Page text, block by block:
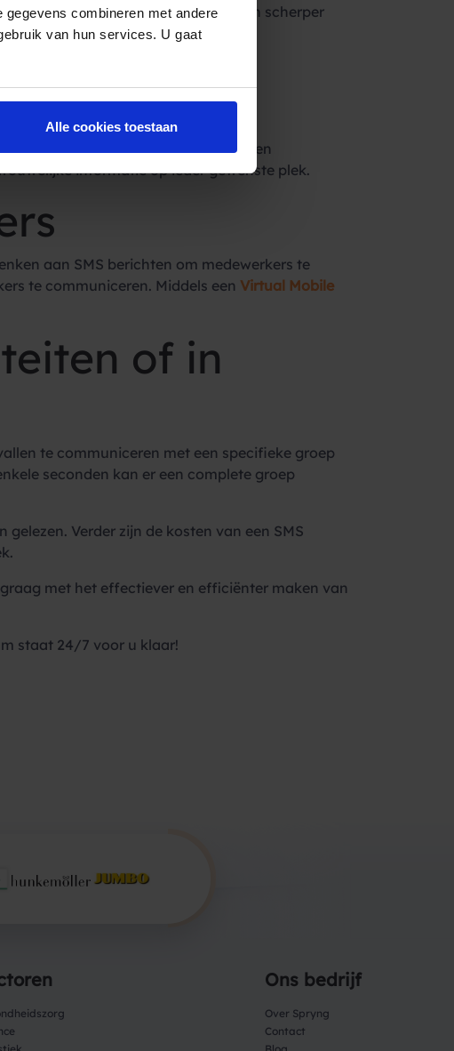
combineren met andere
van hun services. U gaat
Alle cookies toestaan
medicijnen in 16% van de gevallen scherper
zeer belangrijk is bij bepaalde
te halen herhaalrecept.
en privacy omdat personeel via een
informatie op ieder gewenste plek.
aan SMS berichten om medewerkers te
te communiceren. Middels een Virtual Mobile
of in
te communiceren met een specifieke groep
seconden kan er een complete groep
Verder zijn de kosten van een SMS
met het effectiever en efficiënter maken van
staat 24/7 voor u klaar!
Ons bedrijf
Over Spryng
Contact